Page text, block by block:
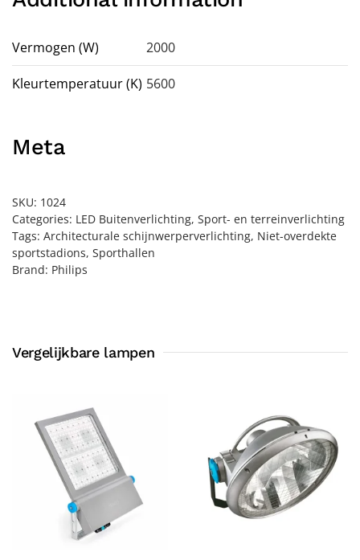
Vermogen (W) 2000
Kleurtemperatuur (K) 5600
Meta
SKU: 1024
Categories: LED Buitenverlichting, Sport- en terreinverlichting
Tags: Architecturale schijnwerperverlichting, Niet-overdekte
sportstadions, Sporthallen
Brand: Philips
Vergelijkbare lampen